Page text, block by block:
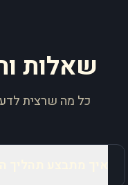
שאלות
כל מה שרצית